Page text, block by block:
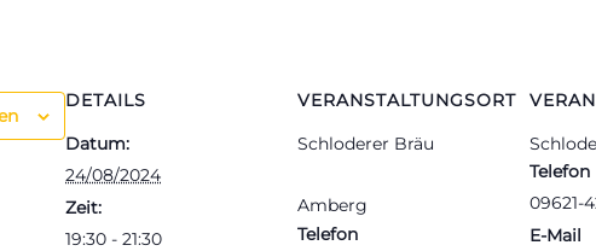
DETAILS
Datum:
24/08/2024
Zeit:
19:30 - 21:30
VERANSTALTUNGSORT
Schloderer Bräu
Amberg
Telefon
Telefon
09621-
E-Mail